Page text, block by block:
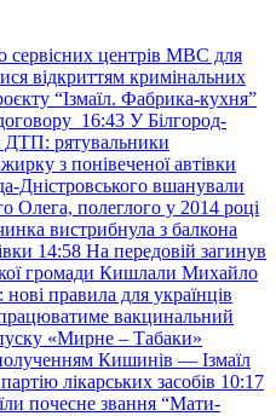
сервісних центрів МВС для
відкриттям кримінальних
“Ізмаїл. Фабрика-кухня”
16:43 У Білгород-
ДТП: рятувальники
з понівеченої автівки
Дністровського вшанували
Олега, полеглого у 2014 році
вистрибнула з балкона
14:58 На передовій загинув
громади Кишлали Михайло
правила для українців
вакцинальний
«Мирне – Табаки»
Кишинів — Ізмаїл
лікарських засобів 10:17
почесне звання “Мати-